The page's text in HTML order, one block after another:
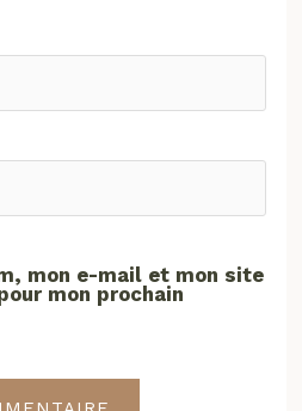
mon e-mail et mon site
mon prochain